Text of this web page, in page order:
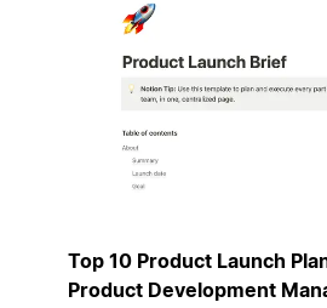
Top 10 Product Launch
Product Development